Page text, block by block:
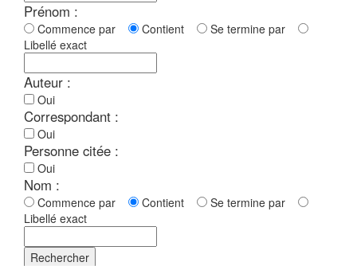
Prénom :
Commence par Contient
Se termine par
Libellé exact
Auteur :
Oui
Correspondant :
Oui
Personne citée :
Oui
Nom :
Commence par Contient
Se termine par
Libellé exact
Rechercher